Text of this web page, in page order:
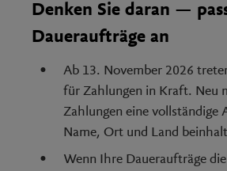
Denken Sie daran —
Daueraufträge an
Ab 13. November 2026
für Zahlungen in Kraft. Neu
Zahlungen eine vollständige
Name, Ort und Land
Wenn Ihre Daueraufträge